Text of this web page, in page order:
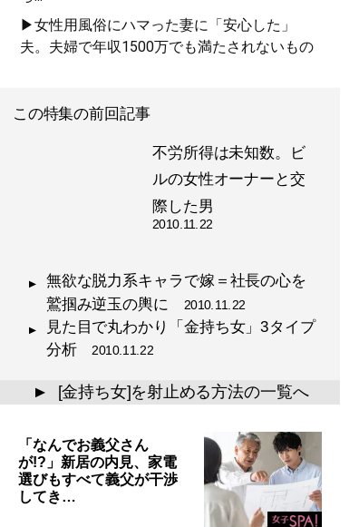
▶女性用風俗にハマった妻に「安心した」
夫。夫婦で年収1500万でも満たされないもの
この特集の前回記事
不労所得は未知数。ビ
ルの女性オーナーと交
際した男
2010.11.22
無欲な脱力系キャラで嫁＝社長の心を
鷲掴み逆玉の輿に
2010.11.22
見た目で丸わかり「金持ち女」3タイプ
分析 2010.11.22
▲ [金持ち女]を射止める方法の一覧へ
「なんでお義父さん
が!?」新居の内見、家電
選びもすべて義父が干渉
してき…